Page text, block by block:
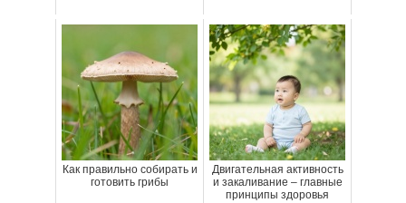
Как правильно собирать и
готовить грибы
Двигательная активность
и закаливание – главные
принципы здоровья